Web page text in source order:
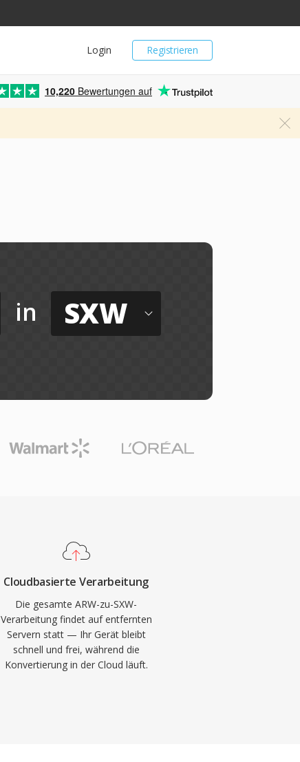
Registrieren
Login
10,220 Bewertungen auf
in SXW
Cloudbasierte Verarbeitung
Die gesamte ARW-zu-SXW-
Verarbeitung findet auf entfernten
Servern statt — Ihr Gerät bleibt
schnell und frei, während die
Konvertierung in der Cloud läuft.